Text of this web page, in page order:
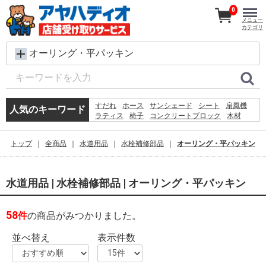
オーリング・平パッキン
人気のキーワード すだれ ホース サンシェード シート
扇風機
ラティス
椅子 コンクリートブロック
木材
除草剤
物置
0
メニュー
カテゴリ
トップ 全商品 水道用品 水栓補修部品 オーリング・平パッキン
水道用品 | 水栓補修部品 | オーリング・平パッキン
58件の商品がみつかりました。
並べ替え
表示件数